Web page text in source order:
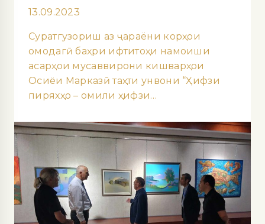
13.09.2023
Суратгузориш аз ҷараёни корҳои
омодагӣ баҳри ифтитоҳи намоиши
асарҳои мусаввирони кишварҳои
Осиёи Марказӣ таҳти унвони “Ҳифзи
пиряхҳо – омили ҳифзи…